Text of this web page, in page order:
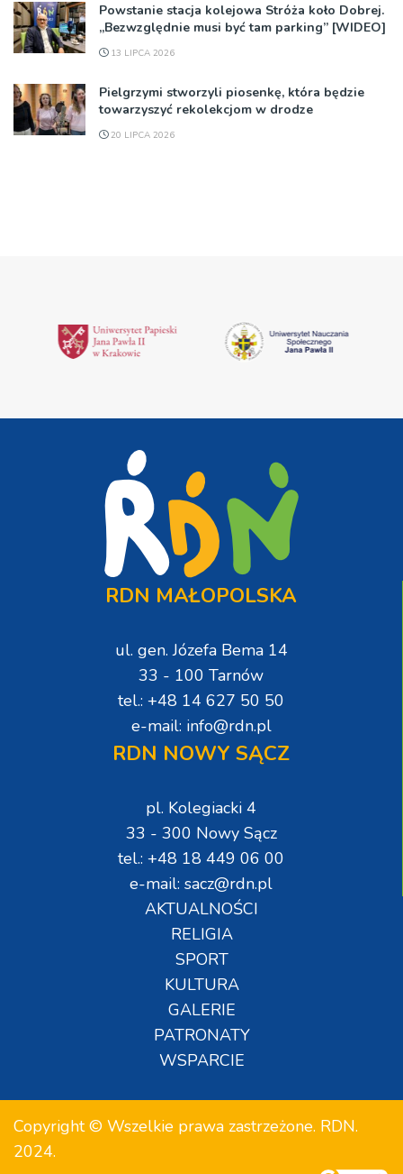
Powstanie stacja kolejowa Stróża koło Dobrej.
„Bezwzględnie musi być tam parking” [WIDEO]
13 LIPCA 2026
Pielgrzymi stworzyli piosenkę, która będzie
towarzyszyć rekolekcjom w drodze
20 LIPCA 2026
RDN MAŁOPOLSKA
ul. gen. Józefa Bema 14
33 - 100 Tarnów
tel.: +48 14 627 50 50
e-mail: info@rdn.pl
RDN NOWY SĄCZ
pl. Kolegiacki 4
33 - 300 Nowy Sącz
tel.: +48 18 449 06 00
e-mail: sacz@rdn.pl
AKTUALNOŚCI
RELIGIA
SPORT
KULTURA
GALERIE
PATRONATY
WSPARCIE
Copyright © Wszelkie prawa zastrzeżone. RDN.
2024.